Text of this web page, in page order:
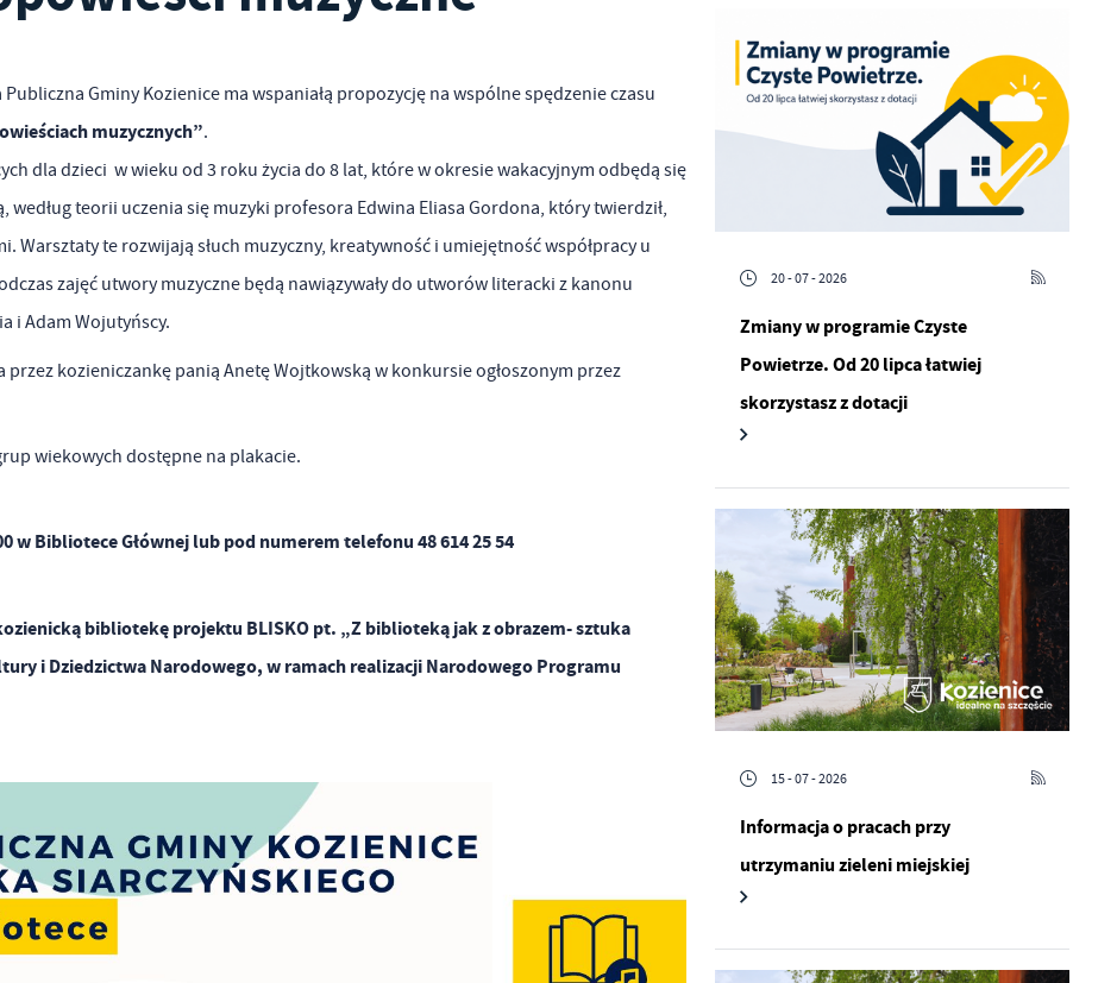
Gminy Kozienice ma wspaniałą propozycję na wspólne spędzenie czasu
muzycznych”.
dla dzieci w wieku od 3 roku życia do 8 lat, które w okresie wakacyjnym odbędą się
według teorii uczenia się muzyki profesora Edwina Eliasa Gordona, który twierdził,
Warsztaty te rozwijają słuch muzyczny, kreatywność i umiejętność współpracy u
zajęć utwory muzyczne będą nawiązywały do utworów literacki z kanonu
i Adam Wojutyńscy.
przez kozieniczankę panią Anetę Wojtkowską w konkursie ogłoszonym przez
wiekowych dostępne na plakacie.
w Bibliotece Głównej lub pod numerem telefonu 48 614 25 54
bibliotekę projektu BLISKO pt. „Z biblioteką jak z obrazem- sztuka
i Dziedzictwa Narodowego, w ramach realizacji Narodowego Programu
20 - 07 - 2026
Zmiany w programie Czyste
Powietrze. Od 20 lipca łatwiej
skorzystasz z dotacji
15 - 07 - 2026
Informacja o pracach przy
utrzymaniu zieleni miejskiej